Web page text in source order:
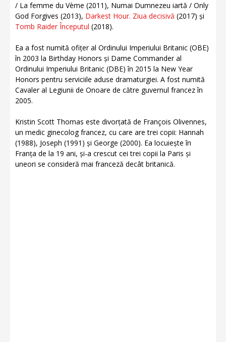
/ La femme du Vème (2011), Numai Dumnezeu iartă / Only
God Forgives (2013), Darkest Hour. Ziua decisivă (2017) și
Tomb Raider Începutul (2018).
Ea a fost numită ofițer al Ordinului Imperiului Britanic (OBE)
în 2003 la Birthday Honors și Dame Commander al
Ordinului Imperiului Britanic (DBE) în 2015 la New Year
Honors pentru serviciile aduse dramaturgiei. A fost numită
Cavaler al Legiunii de Onoare de către guvernul francez în
2005.
Kristin Scott Thomas este divorțată de François Olivennes,
un medic ginecolog francez, cu care are trei copii: Hannah
(1988), Joseph (1991) și George (2000). Ea locuiește în
Franța de la 19 ani, și-a crescut cei trei copii la Paris și
uneori se consideră mai franceză decât britanică.